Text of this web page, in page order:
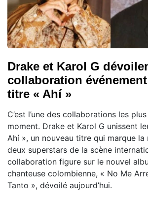
Drake et Karol G
collaboration
titre « Ahí »
C’est l’une des collaborations les
moment. Drake et Karol G unissent
Ahí », un nouveau titre qui marque
deux superstars de la scène
collaboration figure sur le nouvel
chanteuse colombienne, « No Me
Tanto », dévoilé aujourd’hui.